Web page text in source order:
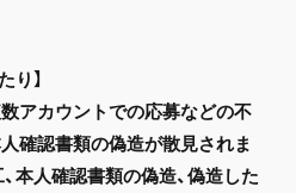
り】
アカウントでの応募などの不
確認書類の偽造が散見されま
本人確認書類の偽造、偽造した